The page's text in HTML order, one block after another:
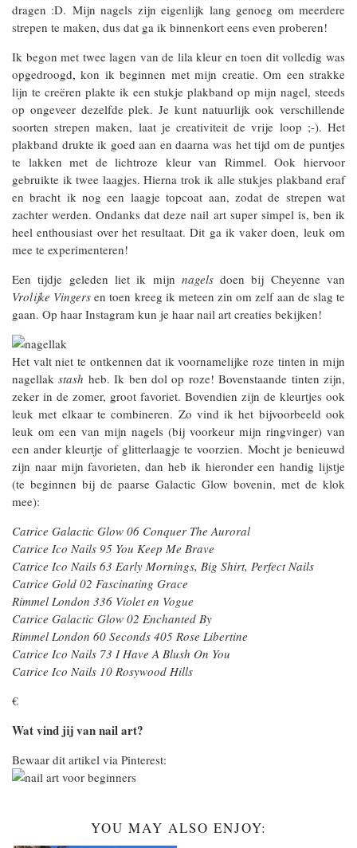
dragen :D. Mijn nagels zijn eigenlijk lang genoeg om meerdere
strepen te maken, dus dat ga ik binnenkort eens even proberen!
Ik begon met twee lagen van de lila kleur en toen dit volledig was
opgedroogd, kon ik beginnen met mijn creatie. Om een strakke
lijn te creëren plakte ik een stukje plakband op mijn nagel, steeds
op ongeveer dezelfde plek. Je kunt natuurlijk ook verschillende
soorten strepen maken, laat je creativiteit de vrije loop ;-). Het
plakband drukte ik goed aan en daarna was het tijd om de puntjes
te lakken met de lichtroze kleur van Rimmel. Ook hiervoor
gebruikte ik twee laagjes. Hierna trok ik alle stukjes plakband eraf
en bracht ik nog een laagje topcoat aan, zodat de strepen wat
zachter werden. Ondanks dat deze nail art super simpel is, ben ik
heel enthousiast over het resultaat. Dit ga ik vaker doen, leuk om
mee te experimenteren!
Een tijdje geleden liet ik mijn nagelsdoen bij Cheyenne van
Vrolijke Vingers en toen kreeg ik meteen zin om zelf aan de slag te
gaan. Op haar Instagram kun je haar nail art creaties bekijken!
Het valt niet te ontkennen dat ik voornamelijke roze tinten in mijn
nagellakstash heb. Ik ben dol op roze! Bovenstaande tinten zijn,
zeker in de zomer, groot favoriet. Bovendien zijn de kleurtjes ook
leuk met elkaar te combineren. Zo vind ik het bijvoorbeeld ook
leuk om een van mijn nagels (bij voorkeur mijn ringvinger) van
een ander kleurtje of glitterlaagje te voorzien. Mocht je benieuwd
zijn naar mijn favorieten, dan heb ik hieronder een handig lijstje
(te beginnen bij de paarse Galactic Glow bovenin, met de klok
mee):
Catrice Galactic Glow 06 Conquer The Auroral
Catrice Ico Nails 95 You Keep Me Brave
Catrice Ico Nails 63 Early Mornings, Big Shirt, Perfect Nails
Catrice Gold 02 Fascinating Grace
Rimmel London 336 Violet en Vogue
Catrice Galactic Glow 02 Enchanted By
Rimmel London 60 Seconds 405 Rose Libertine
Catrice Ico Nails 73 I Have A Blush On You
Catrice Ico Nails 10 Rosywood Hills
€
Wat vind jij van nail art?
Bewaar dit artikel via Pinterest:
YOU MAY ALSO ENJOY: